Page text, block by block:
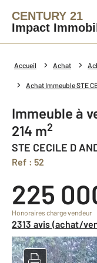
CENTURY 21
Impact
Accueil Achat
Achat Immeuble STE
Immeuble à
214 m2
STE CECILE D
Ref : 52
225
Honoraires charge vendeur
2313 avis (achat/